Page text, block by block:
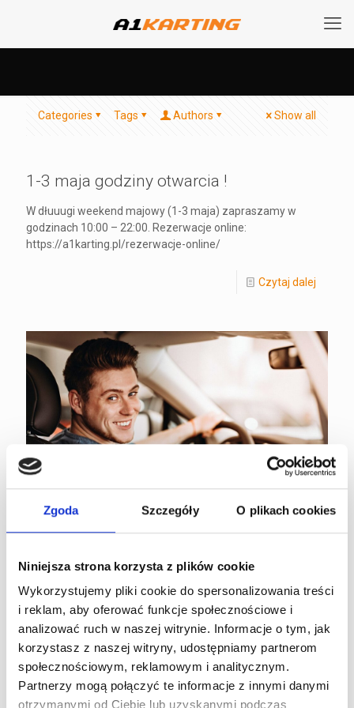
Zgoda Szczegóły O plikach cookies
Niniejsza strona korzysta z plików cookie
Wykorzystujemy pliki cookie do spersonalizowania treści
i reklam, aby oferować funkcje społecznościowe i
analizować ruch w naszej witrynie. Informacje o tym, jak
korzystasz z naszej witryny, udostępniamy partnerom
społecznościowym, reklamowym i analitycznym.
Partnerzy mogą połączyć te informacje z innymi danymi
otrzymanymi od Ciebie lub uzyskanymi podczas
Categories Tags Authors Show all
1-3 maja godziny otwarcia !
W dłuuugi weekend majowy (1-3 maja) zapraszamy w
godzinach 10:00 – 22:00. Rezerwacje online:
https://a1karting.pl/rezerwacje-online/
Czytaj dalej
Prezent dla kierowcy – najlepsze
pomysły na upominek dla pasjonata
motoryzacji
Prezent dla kierowcy to upominek dopasowany do stylu
życia osoby spędzającej długie godziny za kierownicą – od
praktycznych gadżetów ułatwiających codzienną pracę,